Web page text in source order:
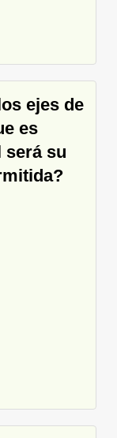
ejes de
es
será su